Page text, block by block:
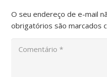
O seu endereço de e-mail
obrigatórios são marcados